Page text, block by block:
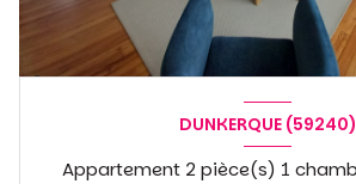
DUNKERQUE (59240)